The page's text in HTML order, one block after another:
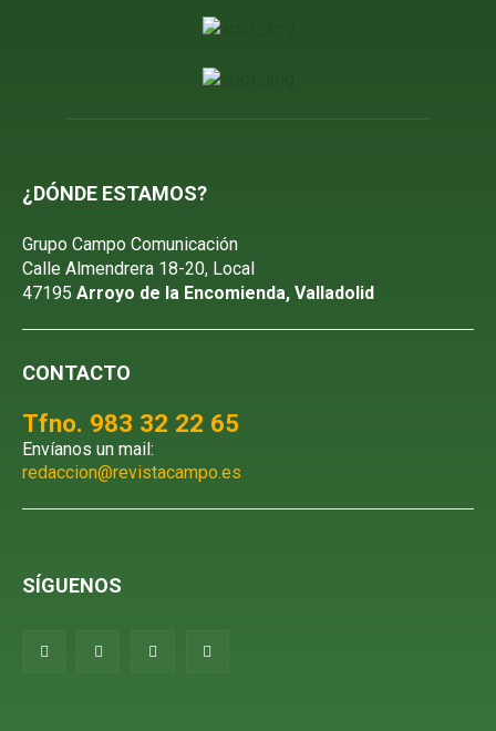
¿DÓNDE ESTAMOS?
Grupo Campo Comunicación
Calle Almendrera 18-20, Local
47195 Arroyo de la Encomienda, Valladolid
CONTACTO
Tfno. 983 32 22 65
Envíanos un mail:
redaccion@revistacampo.es
SÍGUENOS